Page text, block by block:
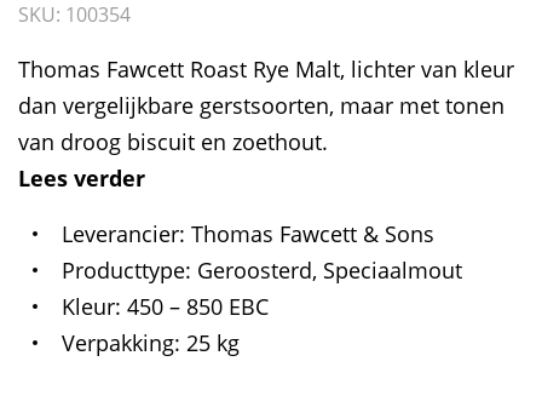
SKU: 100354
Thomas Fawcett Roast Rye Malt, lichter van kleur
dan vergelijkbare gerstsoorten, maar met tonen
van droog biscuit en zoethout.
Lees verder
Leverancier Thomas Fawcett & Sons
Producttype Geroosterd, Speciaalmout
Kleur 450 – 850 EBC
Verpakking 25 kg